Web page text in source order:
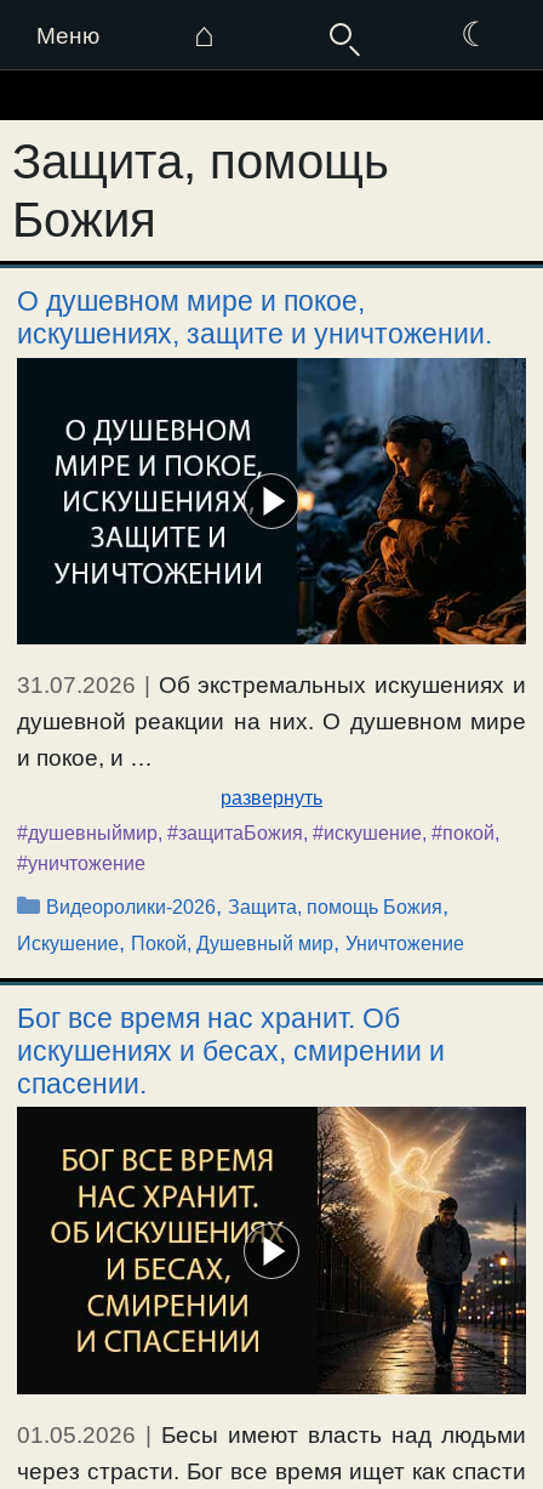
Меню ⌂ ☾
к
содержимому
Защита, помощь
Божия
О душевном мире и покое,
искушениях, защите и уничтожении.
31.07.2026 | Об экстремальных искушениях и
душевной реакции на них. О душевном мире
и покое, и …
развернуть
#душевныймир, #защитаБожия, #искушение, #покой,
#уничтожение
Рубрики
Видеоролики-2026,Защита, помощь Божия,
Искушение, Покой, Душевный мир, Уничтожение
Бог все время нас хранит. Об
искушениях и бесах, смирении и
спасении.
01.05.2026 | Бесы имеют власть над людьми
через страсти. Бог все время ищет как спасти